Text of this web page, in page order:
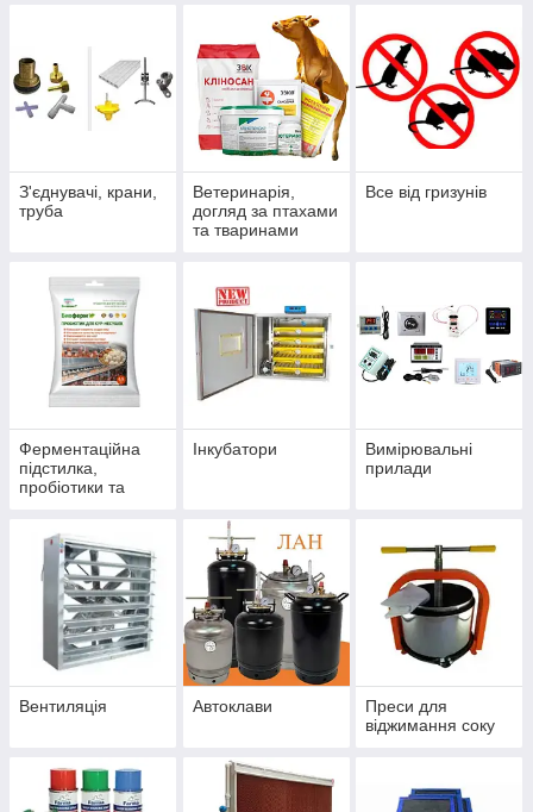
З'єднувачі, крани,
труба
Ветеринарія,
догляд за птахами
та тваринами
Все від гризунів
Ферментаційна
підстилка,
пробіотики та
Інкубатори
Вимірювальні
прилади
Вентиляція Автоклави
Преси для
віджимання соку